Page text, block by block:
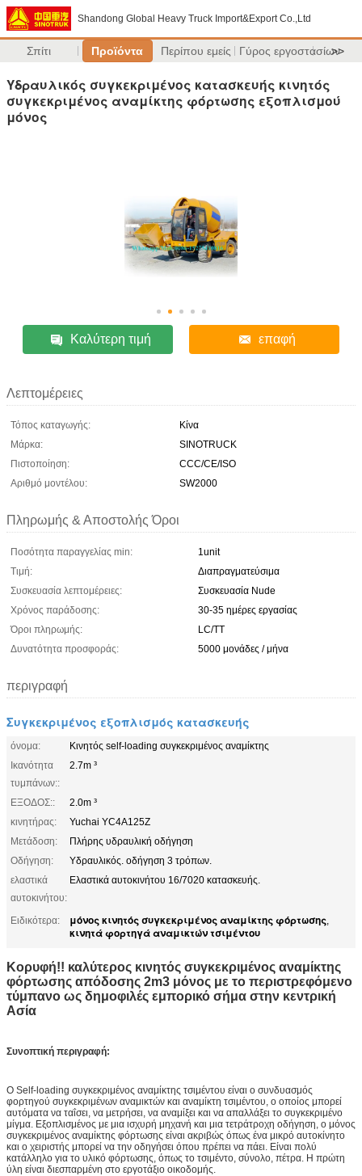
Shandong Global Heavy Truck Import&Export Co.,Ltd
Σπίτι Προϊόντα Περίπου εμείς Γύρος εργοστασίων
>>
Υδραυλικός συγκεκριμένος κατασκευής κινητός
συγκεκριμένος αναμίκτης φόρτωσης εξοπλισμού
μόνος
Καλύτερη τιμή επαφή
Λεπτομέρειες
Τόπος καταγωγής:
Κίνα
Μάρκα:
SINOTRUCK
Πιστοποίηση:
CCC/CE/ISO
Αριθμό μοντέλου:
SW2000
Πληρωμής & Αποστολής Όροι
Ποσότητα παραγγελίας min:
1unit
Τιμή:
Διαπραγματεύσιμα
Συσκευασία λεπτομέρειες:
Συσκευασία Nude
Χρόνος παράδοσης:
30-35 ημέρες εργασίας
Όροι πληρωμής:
LC/TT
Δυνατότητα προσφοράς:
5000 μονάδες / μήνα
περιγραφή
Συγκεκριμένος εξοπλισμός κατασκευής
όνομα:
Κινητός self-loading συγκεκριμένος αναμίκτης
Ικανότητα
τυμπάνων::
2.7m ³
ΕΞΟΔΟΣ::
2.0m ³
κινητήρας:
Yuchai YC4A125Z
Μετάδοση:
Πλήρης υδραυλική οδήγηση
Οδήγηση:
Υδραυλικός. οδήγηση 3 τρόπων.
ελαστικά
αυτοκινήτου:
Ελαστικά αυτοκινήτου 16/7020 κατασκευής.
Ειδικότερα: μόνος κινητός συγκεκριμένος αναμίκτης φόρτωσης,
κινητά φορτηγά αναμικτών τσιμέντου
Κορυφή!! καλύτερος κινητός συγκεκριμένος αναμίκτης
φόρτωσης απόδοσης 2m3 μόνος με το περιστρεφόμενο
τύμπανο ως δημοφιλές εμπορικό σήμα στην κεντρική
Ασία
Συνοπτική περιγραφή:
Ο Self-loading συγκεκριμένος αναμίκτης τσιμέντου είναι ο συνδυασμός
φορτηγού συγκεκριμένων αναμικτών και αναμίκτη τσιμέντου, ο οποίος μπορεί
αυτόματα να ταΐσει, να μετρήσει, να αναμίξει και να απαλλάξει το συγκεκριμένο
μίγμα. Εξοπλισμένος με μια ισχυρή μηχανή και μια τετράτροχη οδήγηση, ο μόνος
συγκεκριμένος αναμίκτης φόρτωσης είναι ακριβώς όπως ένα μικρό αυτοκίνητο
και ο χειριστής μπορεί να την οδηγήσει όπου πρέπει να πάει. Είναι πολύ
κατάλληλο για το υλικό φόρτωσης, όπως το τσιμέντο, σύνολο, πέτρα. Η πρώτη
ύλη είναι διεσπαρμένη στο εργοτάξιο οικοδομής.